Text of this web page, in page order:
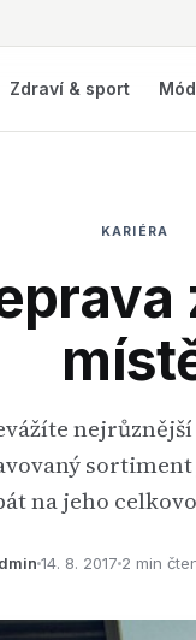
Zdraví & sport
KARIÉRA
na jeho
14. 8. 2017 2 min